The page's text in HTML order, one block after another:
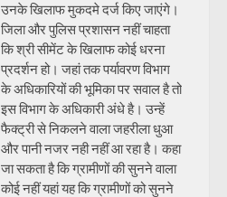
उनके खिलाफ मुकदमे दर्ज किए जाएंगे।
जिला और पुलिस प्रशासन नहीं चाहता
कि श्री सीमेंट के खिलाफ कोई धरना
प्रदर्शन हो। जहां तक पर्यावरण विभाग
के अधिकारियों की भूमिका पर सवाल है तो
इस विभाग के अधिकारी अंधे है। उन्हें
फैक्ट्री से निकलने वाला जहरीला धुआ
और पानी नजर नही नहीं आ रहा है। कहा
जा सकता है कि ग्रामीणों की सुनने वाला
कोई नहीं यहां यह कि ग्रामीणों को सुनने